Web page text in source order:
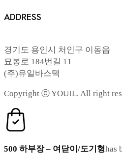
ADDRESS
경기도 용인시 처인구 이동읍
묘봉로 184번길 11
(주)유일바스텍
Copyright ⓒ YOUIL. All right
500 하부장 – 여닫이/도기형has